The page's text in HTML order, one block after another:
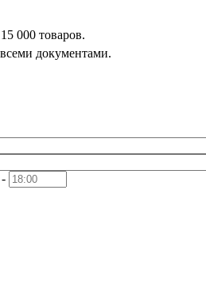
000 товаров.
документами.
-